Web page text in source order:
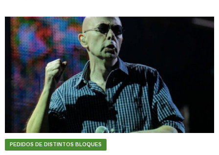
PEDIDOS DE DISTINTOS BLOQUES